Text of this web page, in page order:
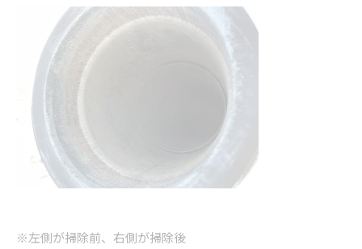
※左側が掃除前、右側が掃除後